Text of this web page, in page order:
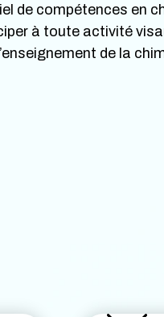
de compétences en
à toute activité
de la